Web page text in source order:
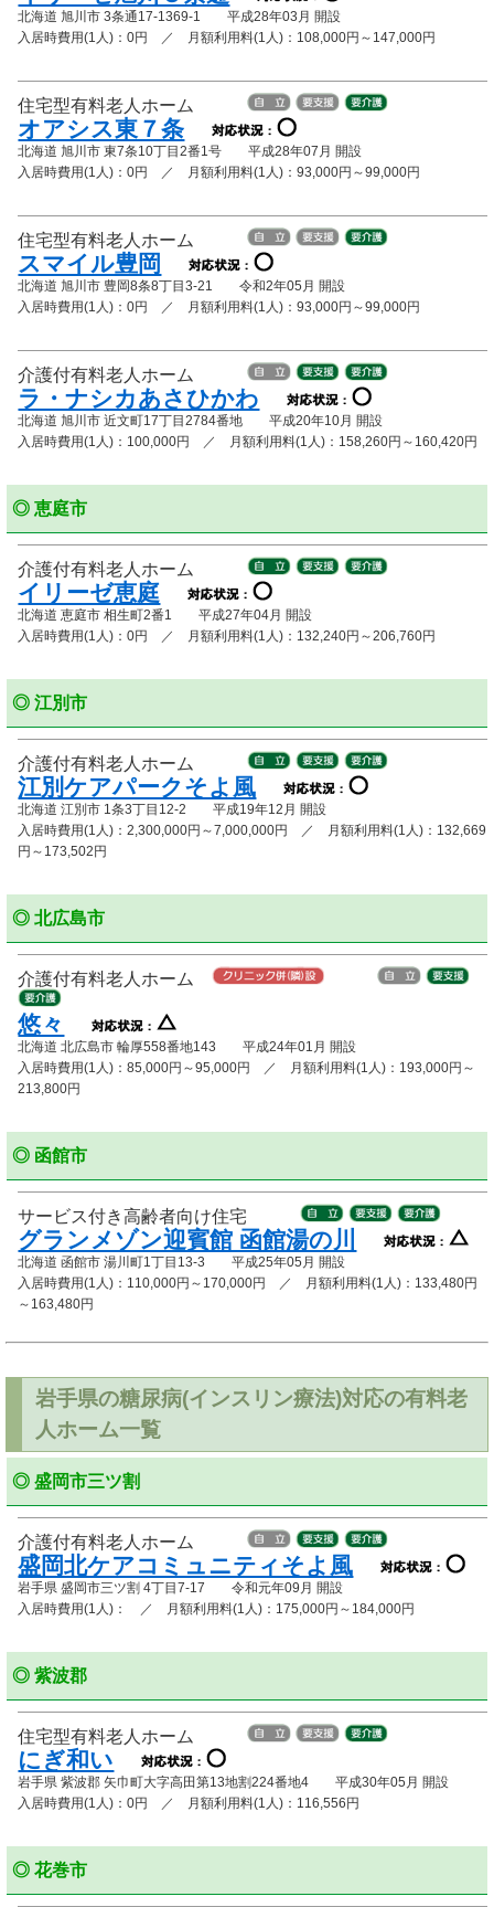
北海道 旭川市 3条通17-1369-1 平成28年03月 開設
入居時費用(1人)：0円 ／ 月額利用料(1人)：108,000円～147,000円
住宅型有料老人ホーム
オアシス東７条
北海道 旭川市 東7条10丁目2番1号 平成28年07月 開設
入居時費用(1人)：0円 ／ 月額利用料(1人)：93,000円～99,000円
住宅型有料老人ホーム
スマイル豊岡
北海道 旭川市 豊岡8条8丁目3-21 令和2年05月 開設
入居時費用(1人)：0円 ／ 月額利用料(1人)：93,000円～99,000円
介護付有料老人ホーム
ラ・ナシカあさひかわ
北海道 旭川市 近文町17丁目2784番地 平成20年10月 開設
入居時費用(1人)：100,000円 ／ 月額利用料(1人)：158,260円～160,420円
◎ 恵庭市
介護付有料老人ホーム
イリーゼ恵庭
北海道 恵庭市 相生町2番1 平成27年04月 開設
入居時費用(1人)：0円 ／ 月額利用料(1人)：132,240円～206,760円
◎ 江別市
介護付有料老人ホーム
江別ケアパークそよ風
北海道 江別市 1条3丁目12-2 平成19年12月 開設
入居時費用(1人)：2,300,000円～7,000,000円 ／ 月額利用料(1人)：132,669
円～173,502円
◎ 北広島市
介護付有料老人ホーム
悠々
北海道 北広島市 輪厚558番地143 平成24年01月 開設
入居時費用(1人)：85,000円～95,000円 ／ 月額利用料(1人)：193,000円～
213,800円
◎ 函館市
サービス付き高齢者向け住宅
グランメゾン迎賓館 函館湯の川
北海道 函館市 湯川町1丁目13-3 平成25年05月 開設
入居時費用(1人)：110,000円～170,000円 ／ 月額利用料(1人)：133,480円
～163,480円
岩手県の糖尿病(インスリン療法)対応の有料老
人ホーム一覧
◎ 盛岡市三ツ割
介護付有料老人ホーム
盛岡北ケアコミュニティそよ風
岩手県 盛岡市三ツ割 4丁目7-17 令和元年09月 開設
入居時費用(1人)： ／ 月額利用料(1人)：175,000円～184,000円
◎ 紫波郡
住宅型有料老人ホーム
にぎ和い
岩手県 紫波郡 矢巾町大字高田第13地割224番地4 平成30年05月 開設
入居時費用(1人)：0円 ／ 月額利用料(1人)：116,556円
◎ 花巻市